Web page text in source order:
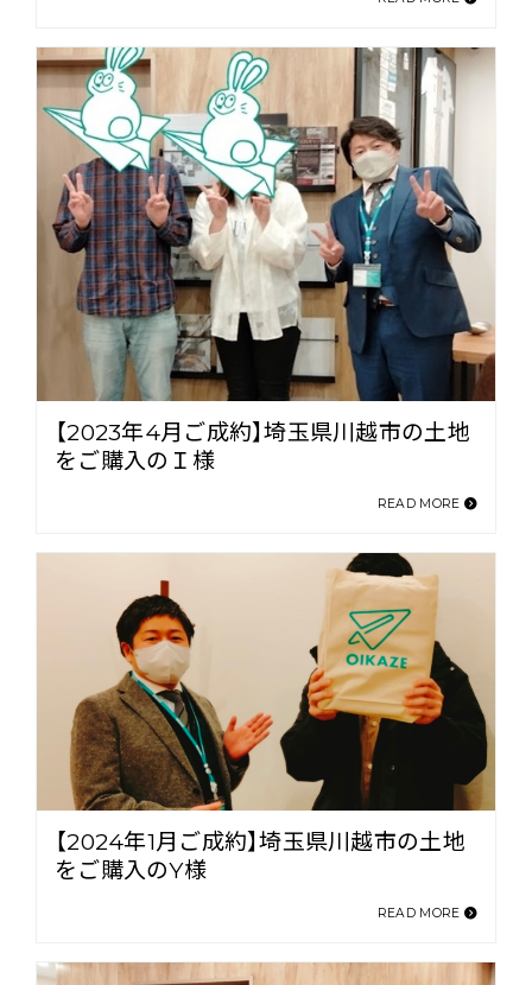
【2023年4月ご成約】埼玉県川越市の土地
をご購入のＩ様
READ MORE
【2024年1月ご成約】埼玉県川越市の土地
をご購入のY様
READ MORE